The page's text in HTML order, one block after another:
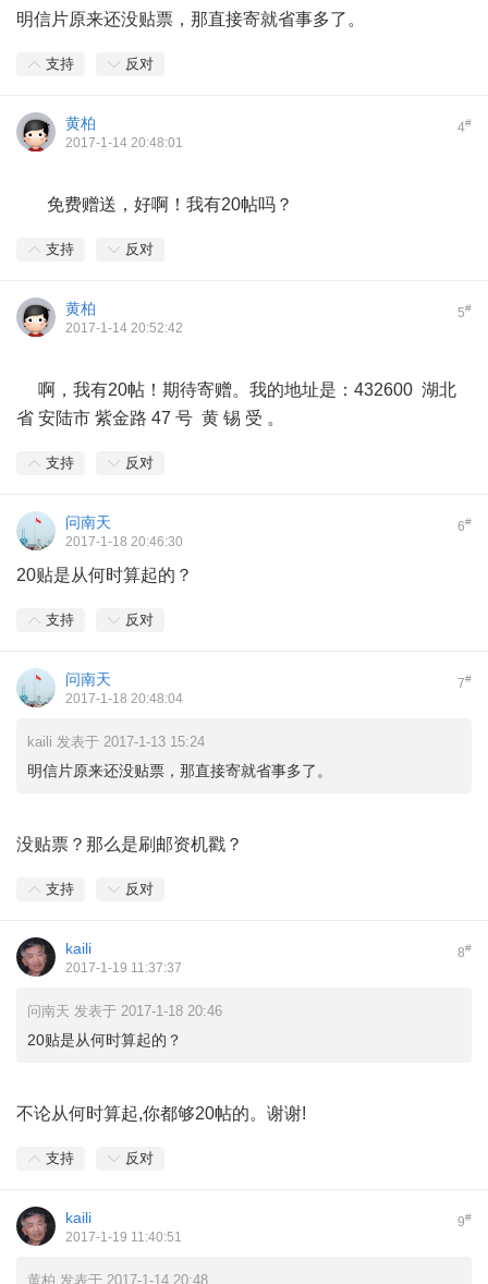
明信片原来还没贴票，那直接寄就省事多了。
支持 反对
4#
黄柏
2017-1-14 20:48:01
免费赠送，好啊！我有20帖吗？
支持 反对
5#
黄柏
2017-1-14 20:52:42
啊，我有20帖！期待寄赠。我的地址是：432600 湖北
省 安陆市 紫金路 47 号 黄 锡 受 。
支持 反对
6#
问南天
2017-1-18 20:46:30
20贴是从何时算起的？
支持 反对
7#
问南天
2017-1-18 20:48:04
kaili 发表于 2017-1-13 15:24
明信片原来还没贴票，那直接寄就省事多了。
没贴票？那么是刷邮资机戳？
支持 反对
8#
kaili
2017-1-19 11:37:37
问南天 发表于 2017-1-18 20:46
20贴是从何时算起的？
不论从何时算起,你都够20帖的。谢谢!
支持 反对
9#
kaili
2017-1-19 11:40:51
黄柏 发表于 2017-1-14 20:48